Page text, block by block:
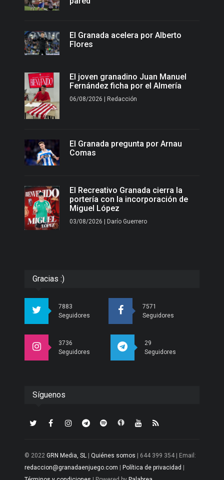
El Granada acelera por Alberto
Flores
El joven granadino Juan Manuel
Fernández ficha por el Almería
06/08/2026 | Redacción
El Granada pregunta por Arnau
Comas
El Recreativo Granada cierra la
portería con la incorporación de
Miguel López
03/08/2026 | Darío Guerrero
Gracias :)
7883
Seguidores
7571
Seguidores
3736
Seguidores
29
Seguidores
Síguenos
© 2022 GRN Media, SL | Quiénes somos | 644 399 354 | Email:
redaccion@granadaenjuego.com | Política de privacidad |